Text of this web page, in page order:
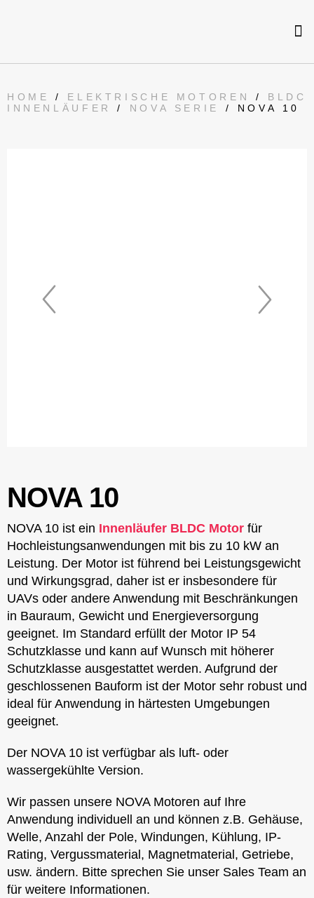
HOME / ELEKTRISCHE MOTOREN / BLDC
INNENLÄUFER
/ NOVA SERIE / NOVA 10
NOVA 10
NOVA 10 ist ein Innenläufer BLDC Motor für
Hochleistungsanwendungen mit bis zu 10 kW an
Leistung. Der Motor ist führend bei Leistungsgewicht
und Wirkungsgrad, daher ist er insbesondere für
UAVs oder andere Anwendung mit Beschränkungen
in Bauraum, Gewicht und Energieversorgung
geeignet. Im Standard erfüllt der Motor IP 54
Schutzklasse und kann auf Wunsch mit höherer
Schutzklasse ausgestattet werden. Aufgrund der
geschlossenen Bauform ist der Motor sehr robust und
ideal für Anwendung in härtesten Umgebungen
geeignet.
Der NOVA 10 ist verfügbar als luft- oder
wassergekühlte Version.
Wir passen unsere NOVA Motoren auf Ihre
Anwendung individuell an und können z.B. Gehäuse,
Welle, Anzahl der Pole, Windungen, Kühlung, IP-
Rating, Vergussmaterial, Magnetmaterial, Getriebe,
usw. ändern. Bitte sprechen Sie unser Sales Team an
für weitere Informationen.